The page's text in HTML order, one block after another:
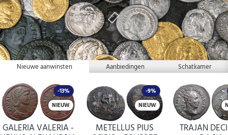
Nieuwe aanwinsten Aanbiedingen Schatkamer
NIEUW
-13%
GALERIA VALERIA -
NIEUW
-9%
METELLUS PIUS
TRAJAN